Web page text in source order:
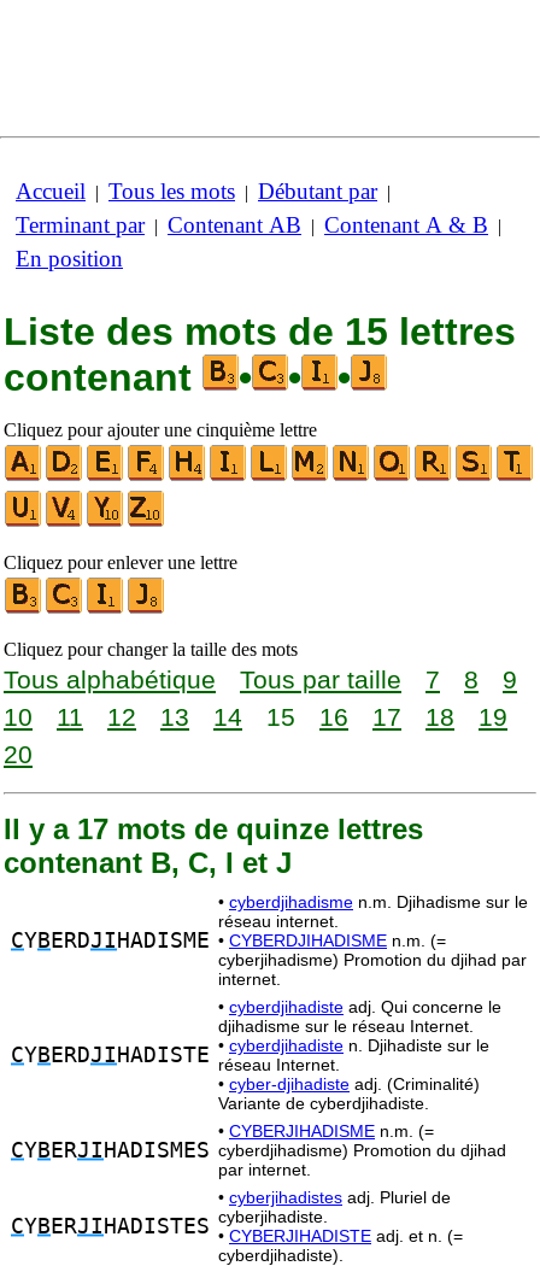
Accueil | Tous les mots | Débutant par|
Terminant par| Contenant AB | Contenant A & B |
En position
Liste des mots de 15 lettres
contenant
• • •
Cliquez pour ajouter une cinquième lettre
Cliquez pour enlever une lettre
Cliquez pour changer la taille des mots
Tous alphabétique Tous par taille 7 8
9
10
11 12 13 14 15 16 17 18
19
20
Il y a 17 mots de quinze lettres
contenant B, C, I et J
CYB ERDJI HADISME
• cyberdjihadisme n.m. Djihadisme sur le
réseau internet.
• CYBERDJIHADISME n.m. (=
cyberjihadisme) Promotion du djihad par
internet.
CYB ERDJI HADISTE
• cyberdjihadiste adj. Qui concerne le
djihadisme sur le réseau Internet.
• cyberdjihadiste n. Djihadiste sur le
réseau Internet.
• cyber-djihadiste adj. (Criminalité)
Variante de cyberdjihadiste.
CYB ERJI HADISMES
• CYBERJIHADISME n.m. (=
cyberdjihadisme) Promotion du djihad
par internet.
CYB ERJI HADISTES
• cyberjihadistes adj. Pluriel de
cyberjihadiste.
• CYBERJIHADISTE adj. et n. (=
cyberdjihadiste).